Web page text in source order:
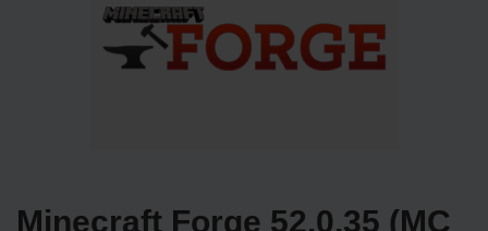
Minecraft Forge 52.0.35 (MC